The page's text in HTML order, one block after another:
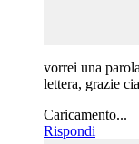
vorrei una
lettera, grazie
Caricamento...
Rispondi